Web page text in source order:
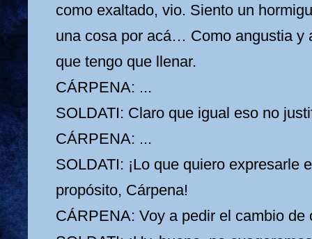
como exaltado, vio. Siento un
una cosa por acá… Como angustia y
que tengo que llenar.
CÁRPENA: ...
SOLDATI: Claro que igual eso no
CÁRPENA: ...
SOLDATI: ¡Lo que quiero expresarle
propósito, Cárpena!
CÁRPENA: Voy a pedir el cambio de